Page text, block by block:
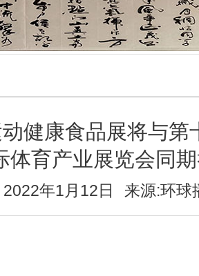
健康食品展将与第
体育产业展览会同
2022年1月12日 来源:环球